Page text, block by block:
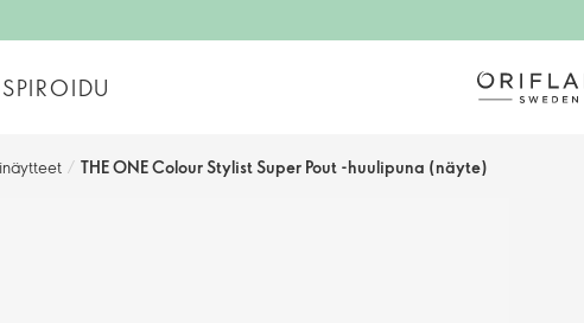
/ THE ONE Colour Stylist Super Pout -huulipuna (näyte)